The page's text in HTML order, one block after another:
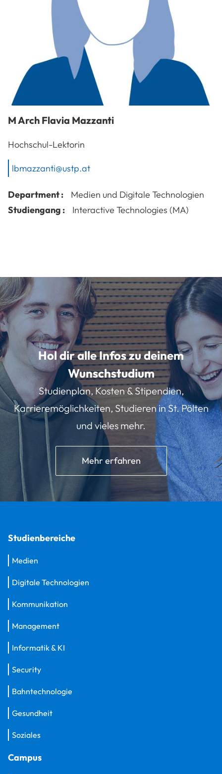
M Arch Flavia Mazzanti
Hochschul-Lektorin
lbmazzanti@ustp.at
Department :
Medien und Digitale Technologien
Studiengang :
Interactive Technologies (MA)
Hol dir alle Infos zu deinem
Wunschstudium
Studienplan, Kosten & Stipendien,
Karrieremöglichkeiten, Studieren in St. Pölten
und vieles mehr.
Mehr erfahren
Studienbereiche
Medien
Digitale Technologien
Kommunikation
Management
Informatik & KI
Security
Bahntechnologie
Gesundheit
Soziales
Campus